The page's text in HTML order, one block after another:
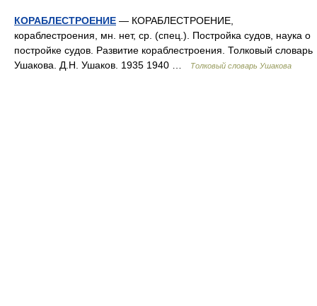
КОРАБЛЕСТРОЕНИЕ — КОРАБЛЕСТРОЕНИЕ,
кораблестроения, мн. нет, ср. (спец.). Постройка судов, наука о
постройке судов. Развитие кораблестроения. Толковый словарь
Ушакова. Д.Н. Ушаков. 1935 1940 …
Толковый словарь Ушакова